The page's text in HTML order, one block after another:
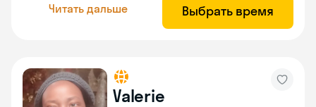
Читать дальше Выбрать время
Valerie